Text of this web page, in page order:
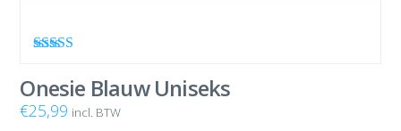
uit 5
Onesie Blauw Uniseks
€25,99 incl. BTW